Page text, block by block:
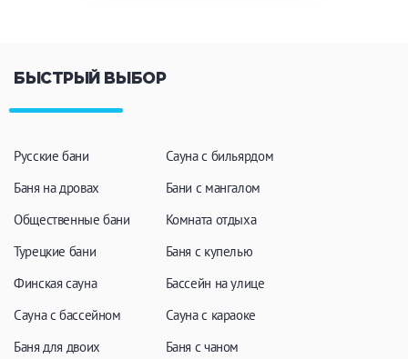
ПРИМЕНИТЬ ФИЛЬТРЫ
БЫСТРЫЙ ВЫБОР
Русские бани
Баня на дровах
Общественные бани
Турецкие бани
Финская сауна
Сауна с бассейном
Баня для двоих
Сауна с бильярдом
Бани с мангалом
Комната отдыха
Баня с купелью
Бассейн на улице
Сауна с караоке
Баня с чаном